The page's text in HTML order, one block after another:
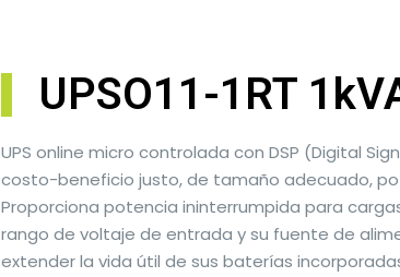
UPSO11-1RT
UPS online micro controlada con DSP (Digital
costo-beneficio justo, de tamaño adecuado,
Proporciona potencia ininterrumpida para
rango de voltaje de entrada y su fuente de
extender la vida útil de sus baterías